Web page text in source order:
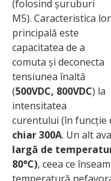
(folosind șuruburi
M5). Caracteristica lor
principală este
capacitatea de a
comuta și deconecta
tensiunea înaltă
(500VDC, 800VDC) la
intensitatea
curentului (în funcție
chiar 300A. Un alt
largă de
80°C), ceea ce